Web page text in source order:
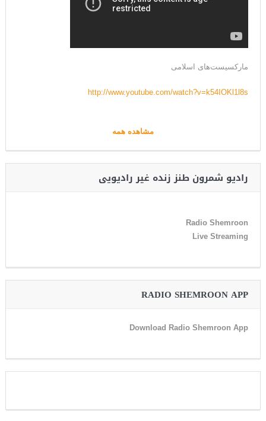
مارکسیست‌های اسلامی
http://www.youtube.com/watch?v=k54IOKl1l8s
مشاهده همه
رادیو شمرون طنز زنده غیر رادیویی
Radio Shemroon
Live Streaming
RADIO SHEMROON APP
Download Radio Shemroon App